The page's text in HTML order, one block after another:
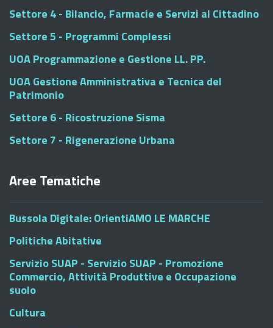
Settore 4 - Bilancio, Farmacie e Servizi al Cittadino
Settore 5 - Programmi Complessi
UOA Programmazione e Gestione LL. PP.
UOA Gestione Amministrativa e Tecnica del
Patrimonio
Settore 6 - Ricostruzione Sisma
Settore 7 - Rigenerazione Urbana
Aree Tematiche
Bussola Digitale: OrientiAMO LE MARCHE
Politiche Abitative
Servizio SUAP - Servizio SUAP - Promozione
Commercio, Attività Produttive e Occupazione
suolo
Cultura